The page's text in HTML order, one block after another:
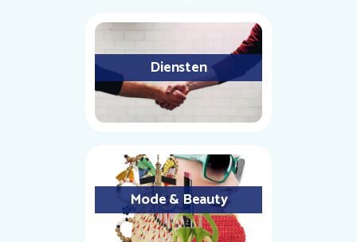
Diensten
Mode & Beauty